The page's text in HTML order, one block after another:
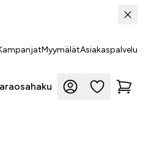
MyymälätAsiakaspalvelu